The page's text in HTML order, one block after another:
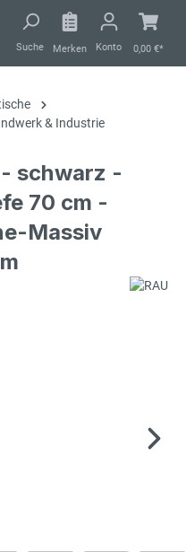
Suche Merken Konto 0,00 €*
& Industrie
schwarz -
70 cm -
Massiv